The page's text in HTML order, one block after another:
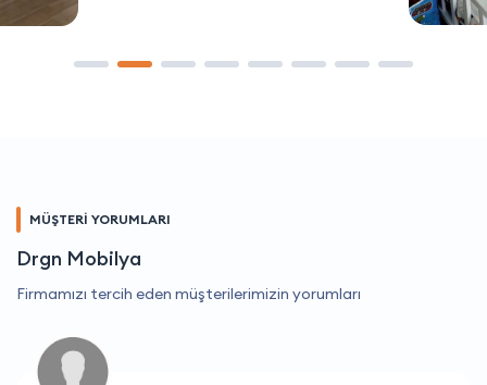
MÜŞTERİ YORUMLARI
Drgn Mobilya
Firmamızı tercih eden müşterilerimizin yorumları